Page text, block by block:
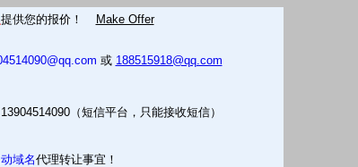
提供您的报价！ Make Offer
或 188515918@qq.com
（短信平台，只能接收短信）
域名代理转让事宜！